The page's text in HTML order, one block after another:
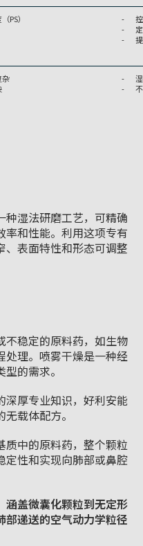
PS）
杂
种湿法研磨工艺，可精确
率和性能。利用这项专有
、表面特性和形态可调整
不稳定的原料药，如生物
处理。喷雾干燥是一种经
的需求。
深厚专业知识，好利安能
载体配方。
质中的原料药，整个颗粒
定性和实现向肺部或鼻腔
涵盖微囊化颗粒到无定形
部递送的空气动力学粒径